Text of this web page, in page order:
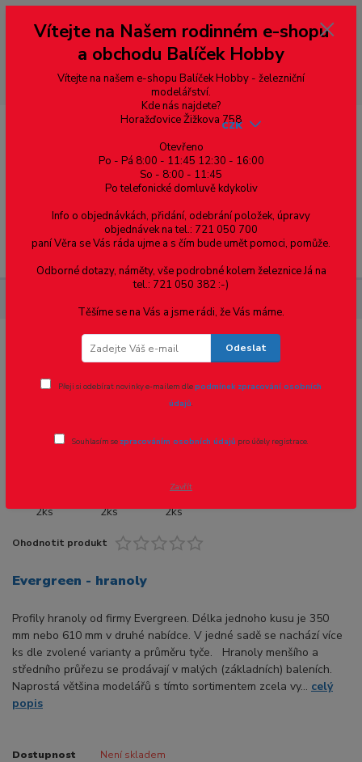
--- pro zákazníky ze Slovenska a jiných zemí, pokud chcete platit v eurech
přepněte si e-shop na euro 💶 pro přepočet měny - pravý horní roh ---
dobírky – pokud si z nějakého důvodu zásilku nevyzvednete, bude po
domluvě zaslána znovu s opětovnou platbou za poštovné, v opačném
případě bude zrušena a účet přidán na blacklist a rušeny následující
objednávky.
Menu
CZK
Hranol - 6.3 x 15.8 - 2ks
Novinka
Ohodnotit produkt
Evergreen - hranoly
Profily hranoly od firmy Evergreen. Délka jednoho kusu je 350
mm nebo 610 mm v druhé nabídce. V jedné sadě se nachází více
ks dle zvolené varianty a průměru tyče. Hranoly menšího a
středního průřezu se prodávají v malých (základních) baleních.
Naprostá většina modelářů s tímto sortimentem zcela vy... celý
popis
Dostupnost Není skladem
Vítejte na Našem rodinném e-shopu
a obchodu Balíček Hobby
Vítejte na našem e-shopu Balíček Hobby - železniční
modelářství.
Kde nás najdete?
Horažďovice Žižkova 758
Otevřeno
Po - Pá 8:00 - 11:45 12:30 - 16:00
So - 8:00 - 11:45
Po telefonické domluvě kdykoliv
Info o objednávkách, přidání, odebrání položek, úpravy
objednávek na tel.: 721 050 700
paní Věra se Vás ráda ujme a s čím bude umět pomoci, pomůže.
Odborné dotazy, náměty, vše podrobné kolem železnice Já na
tel.: 721 050 382 :-)
Těšíme se na Vás a jsme rádi, že Vás máme.
Odeslat
Přeji si odebírat novinky e-mailem dlepodmínek zpracování osobních
údajů.
Souhlasím se zpracováním osobních údajů pro účely registrace.
Zavřít